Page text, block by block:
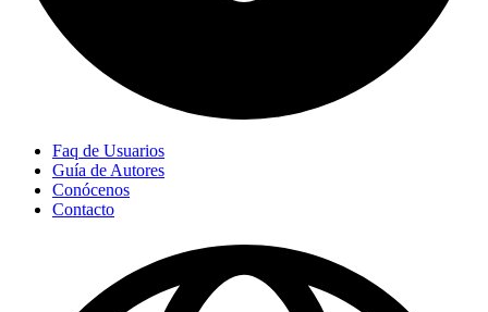
Faq de Usuarios
Guía de Autores
Conócenos
Contacto